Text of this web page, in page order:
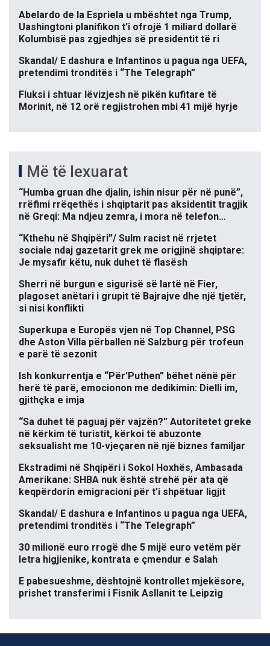
Abelardo de la Espriela u mbështet nga Trump,
Uashingtoni planifikon t’i ofrojë 1 miliard dollarë
Kolumbisë pas zgjedhjes së presidentit të ri
Skandal/ E dashura e Infantinos u pagua nga UEFA,
pretendimi tronditës i “The Telegraph”
Fluksi i shtuar lëvizjesh në pikën kufitare të
Morinit, në 12 orë regjistrohen mbi 41 mijë hyrje
Më të lexuarat
“Humba gruan dhe djalin, ishin nisur për në punë”,
rrëfimi rrëqethës i shqiptarit pas aksidentit tragjik
në Greqi: Ma ndjeu zemra, i mora në telefon…
“Kthehu në Shqipëri”/ Sulm racist në rrjetet
sociale ndaj gazetarit grek me origjinë shqiptare:
Je mysafir këtu, nuk duhet të flasësh
Sherri në burgun e sigurisë së lartë në Fier,
plagoset anëtari i grupit të Bajrajve dhe një tjetër,
si nisi konflikti
Superkupa e Europës vjen në Top Channel, PSG
dhe Aston Villa përballen në Salzburg për trofeun
e parë të sezonit
Ish konkurrentja e “Për’Puthen” bëhet nënë për
herë të parë, emocionon me dedikimin: Dielli im,
gjithçka e imja
“Sa duhet të paguaj për vajzën?” Autoritetet greke
në kërkim të turistit, kërkoi të abuzonte
seksualisht me 10-vjeçaren në një biznes familjar
Ekstradimi në Shqipëri i Sokol Hoxhës, Ambasada
Amerikane: SHBA nuk është strehë për ata që
keqpërdorin emigracioni për t’i shpëtuar ligjit
Skandal/ E dashura e Infantinos u pagua nga UEFA,
pretendimi tronditës i “The Telegraph”
30 milionë euro rrogë dhe 5 mijë euro vetëm për
letra higjienike, kontrata e çmendur e Salah
E pabesueshme, dështojnë kontrollet mjekësore,
prishet transferimi i Fisnik Asllanit te Leipzig